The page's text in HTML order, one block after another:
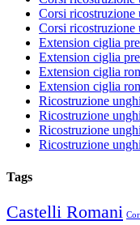
Corsi ricostruzione
Corsi ricostruzione
Extension ciglia
Extension ciglia
Extension ciglia
Extension ciglia
Ricostruzione
Ricostruzione
Ricostruzione
Ricostruzione
Tags
Castelli Romani